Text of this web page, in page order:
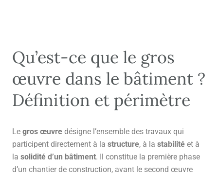
Qu’est-ce que le gros
œuvre dans le bâtiment ?
Définition et périmètre
Le gros œuvre désigne l’ensemble des travaux qui
participent directement à la structure, à la stabilité et à
la solidité d’un bâtiment. Il constitue la première phase
d’un chantier de construction, avant le second œuvre